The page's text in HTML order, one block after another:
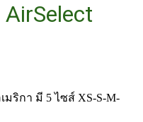
มริกา มี 5 ไซส์ XS-S-M-